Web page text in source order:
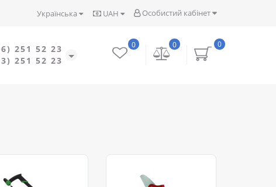
Особистий кабінет
UAH
Українська
251 52 23
251 52 23
0
0
0